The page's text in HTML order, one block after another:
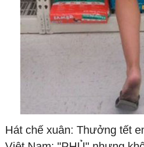
Hát chế xuân: Thưởng tết